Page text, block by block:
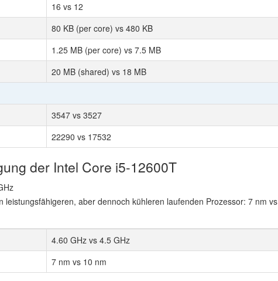
16 vs 12
80 KB (per core) vs 480 KB
1.25 MB (per core) vs 7.5 MB
20 MB (shared) vs 18 MB
3547 vs 3527
22290 vs 17532
der Intel Core i5-12600T
leistungsfähigeren, aber dennoch kühleren laufenden Prozessor: 7 nm vs
4.60 GHz vs 4.5 GHz
7 nm vs 10 nm